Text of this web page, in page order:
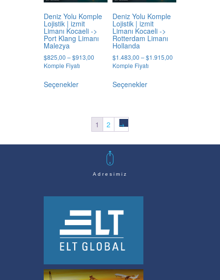
Deniz Yolu Komple
Lojistik | izmit
Limanı Kocaeli ->
Port Klang Limanı
Malezya
$825,00 –$913,00
through
$913,00
Komple Fiyatı
Seçeneklerürünün
varyasyonu
ürün
sayfasından
Deniz Yolu Komple
Lojistik | izmit
Limanı Kocaeli ->
Rotterdam Limanı
Hollanda
$1.483,00 – $1.915,00
Komple Fiyatı
Seçeneklerürünün
ürün
1 2 →
Adresimiz